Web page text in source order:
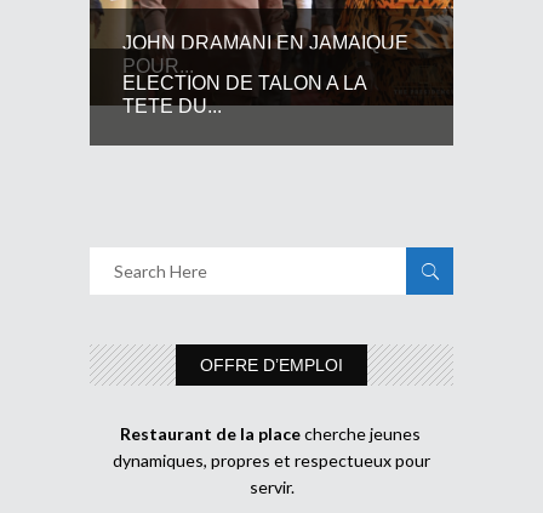
JOHN DRAMANI EN JAMAIQUE
POUR...
ELECTION DE TALON A LA
TETE DU...
OFFRE D’EMPLOI
Restaurant de la placecherche jeunes
dynamiques, propres et respectueux pour
servir.